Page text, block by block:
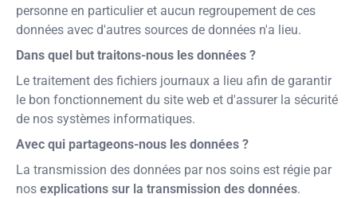
personne en particulier et aucun regroupement de ces
données avec d'autres sources de données n'a lieu.
Dans quel but traitons-nous les données ?
Le traitement des fichiers journaux a lieu afin de garantir
le bon fonctionnement du site web et d'assurer la sécurité
de nos systèmes informatiques.
Avec qui partageons-nous les données ?
La transmission des données par nos soins est régie par
nos explications sur la transmission des données.